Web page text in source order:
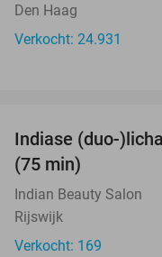
Den Haag
Verkocht: 24.931
Indiase (duo-
(75 min)
Indian Beauty Salon
Rijswijk
Verkocht: 169